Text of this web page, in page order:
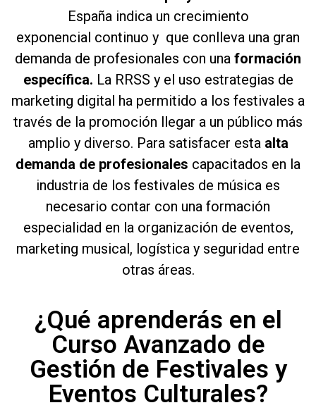
España indica un crecimiento
exponencial continuo y que conlleva una gran
demanda de profesionales con una formación
específica. La RRSS y el uso estrategias de
marketing digital ha permitido a los festivales a
través de la promoción llegar a un público más
amplio y diverso. Para satisfacer esta alta
demanda de profesionales capacitados en la
industria de los festivales de música es
necesario contar con una formación
especialidad en la organización de eventos,
marketing musical, logística y seguridad entre
otras áreas.
¿Qué aprenderás en el
Curso Avanzado de
Gestión de Festivales y
Eventos Culturales?